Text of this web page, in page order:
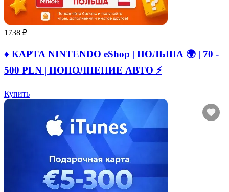
1738 ₽
♦️ КАРТА NINTENDO eShop | ПОЛЬША 🌍 | 70 -
500 PLN | ПОПОЛНЕНИЕ АВТО ⚡
Купить